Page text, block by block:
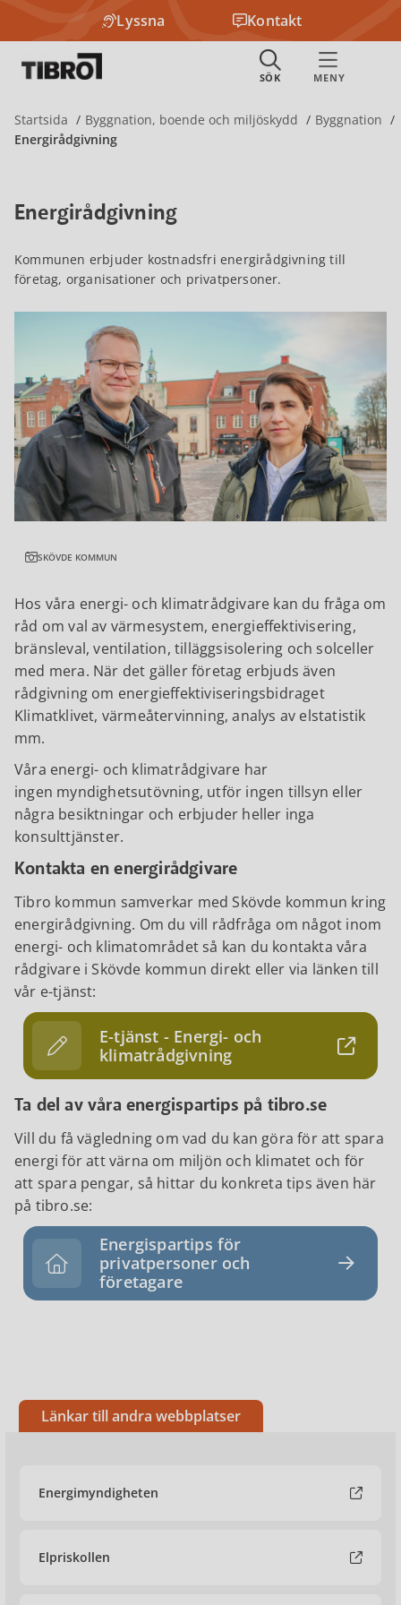
Lyssna Kontakt
Startsida Byggnation, boende och miljöskydd
Byggnation
Energirådgivning
Energirådgivning
Kommunen erbjuder kostnadsfri energirådgivning till
företag, organisationer och privatpersoner.
SKÖVDE KOMMUN
Hos våra energi- och klimatrådgivare kan du fråga om
råd om val av värmesystem, energieffektivisering,
bränsleval, ventilation, tilläggsisolering och solceller
med mera. När det gäller företag erbjuds även
rådgivning om energieffektiviseringsbidraget
Klimatklivet, värmeåtervinning, analys av elstatistik
mm.
Våra energi- och klimatrådgivare har
ingen myndighetsutövning, utför ingen tillsyn eller
några besiktningar och erbjuder heller inga
konsulttjänster.
Kontakta en energirådgivare
Tibro kommun samverkar med Skövde kommun kring
energirådgivning. Om du vill rådfråga om något inom
energi- och klimatområdet så kan du kontakta våra
rådgivare i Skövde kommun direkt eller via länken till
vår e-tjänst:
E-tjänst - Energi- och
klimatrådgivning
Ta del av våra energispartips på tibro.se
Vill du få vägledning om vad du kan göra för att spara
energi för att värna om miljön och klimatet och för
att spara pengar, så hittar du konkreta tips även här
på tibro.se:
Energispartips för
privatpersoner och
företagare
Länkar till andra webbplatser
Energimyndigheten
Elpriskollen